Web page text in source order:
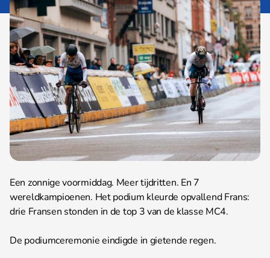
Een zonnige voormiddag. Meer tijdritten. En 7
wereldkampioenen. Het podium kleurde opvallend Frans:
drie Fransen stonden in de top 3 van de klasse MC4.
De podiumceremonie eindigde in gietende regen.